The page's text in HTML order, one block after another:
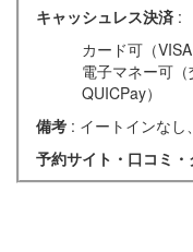
キャッシュレス決済 :
カード可（
電子マネー可（
QUICPay）
備考 : イートインなし
予約サイト・口コミ